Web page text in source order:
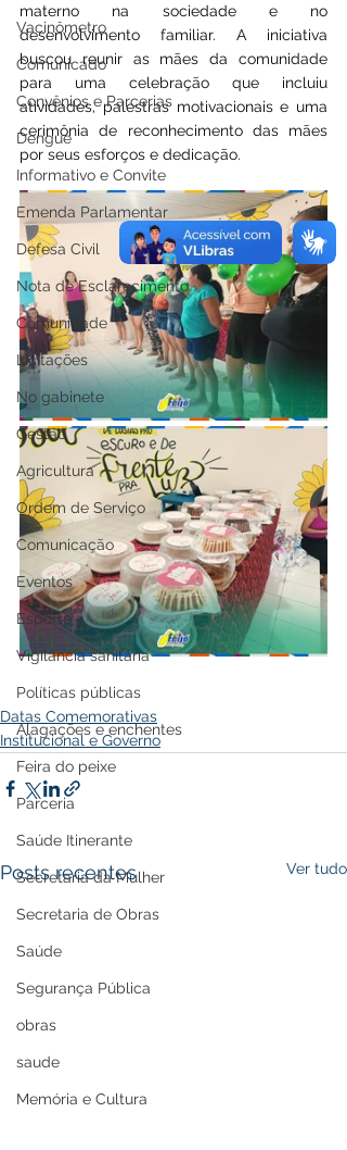
Vacinômetro
Comunicado
Convênios e Parcerias
Dengue
Informativo e Convite
Emenda Parlamentar
Defesa Civil
Nota de Esclarecimento
Comunidade
Licitações
No gabinete
Gestão
Agricultura
Ordem de Serviço
Comunicação
Eventos
Esporte
Vigilância sanitária
Políticas públicas
Alagações e enchentes
Feira do peixe
Parceria
Saúde Itinerante
Secretaria da Mulher
Secretaria de Obras
Saúde
Segurança Pública
obras
saude
Memória e Cultura
materno na sociedade e no
desenvolvimento familiar. A iniciativa
buscou reunir as mães da comunidade
para uma celebração que incluiu
atividades, palestras motivacionais e uma
cerimônia de reconhecimento das mães
por seus esforços e dedicação.
Datas Comemorativas
Institucional e Governo
Posts recentes Ver tudo